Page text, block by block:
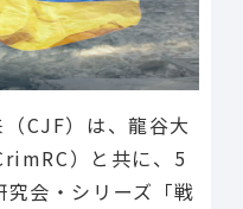
CJF）は、龍谷大
）と共に、5
会・ シリーズ「戦